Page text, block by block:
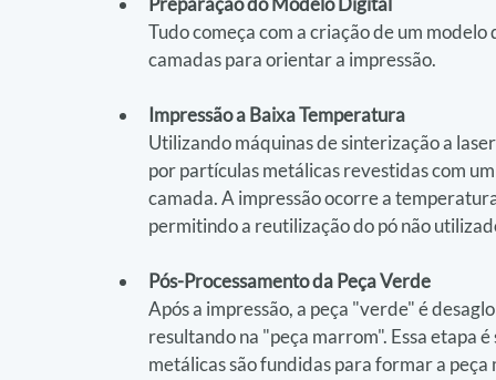
Tudo começa com a criação de um
camadas para orientar a impressão.
Impressão a Baixa Temperatura
Utilizando máquinas de sinterização a
por partículas metálicas revestidas com
camada. A impressão ocorre a
permitindo a reutilização do pó não
Pós-Processamento da Peça Verde
Após a impressão, a peça "verde" é
resultando na "peça marrom". Essa etapa
metálicas são fundidas para formar a peça